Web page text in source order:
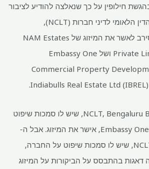
חילופין על כך שנאלצה להודיע ​​לציבור
ולבעלי מניותיה כי בית הדין הלאומי לדיני חברות (NCLT),
Chandigarh Bench, סירב לאשר את המיזוג של NAM Estates
Private Limited (NAM Estates) ושל Embassy One
Commercial Property
ב-22 באפריל, ה-NCLT, Bengaluru Bench, שיש לו סמכות שיפוט
על NAM Estates ושל Embassy One, אישר את המיזוג. אבל ה-
NCLT, Chandigarh Bench, שיש לו סמכות שיפוט על החברה,
דאגות בהתבסס על הביקורות על המיזוג